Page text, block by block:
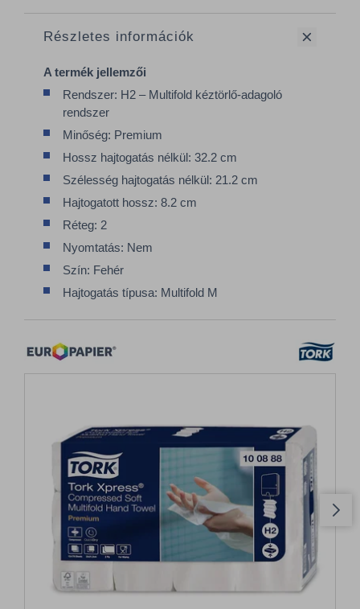
Részletes információk
A termék jellemzői
Rendszer: H2 – Multifold kéztörlő-adagoló
rendszer
Minőség: Premium
Hossz hajtogatás nélkül: 32.2 cm
Szélesség hajtogatás nélkül: 21.2 cm
Hajtogatott hossz: 8.2 cm
Réteg: 2
Nyomtatás: Nem
Szín: Fehér
Hajtogatás típusa: Multifold M